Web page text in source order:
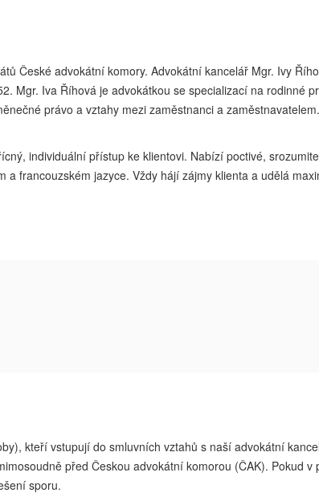
České advokátní komory. Advokátní kancelář Mgr. Ivy
Mgr. Iva Říhová je advokátkou se specializací na rodinné
právo a vztahy mezi zaměstnanci a
individuální přístup ke klientovi. Nabízí poctivé,
francouzském jazyce. Vždy hájí zájmy klienta a udělá
kteří vstupují do smluvních vztahů s naší advokátní
před Českou advokátní komorou (ČAK). Pokud
sporu.